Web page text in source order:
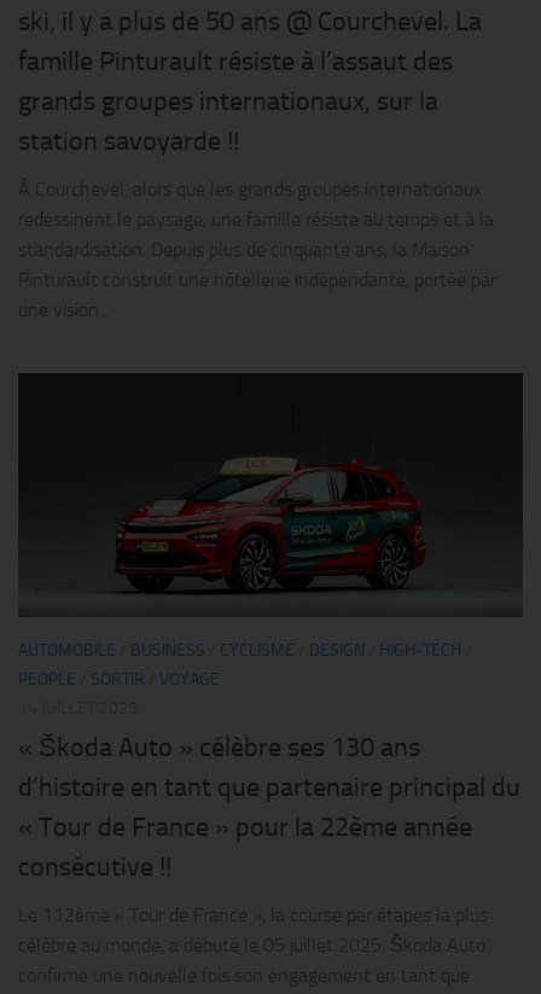
ski, il y a plus de 50 ans @ Courchevel. La
famille Pinturault résiste à l’assaut des
grands groupes internationaux, sur la
station savoyarde !!
À Courchevel, alors que les grands groupes internationaux
redessinent le paysage, une famille résiste au temps et à la
standardisation. Depuis plus de cinquante ans, la Maison
Pinturault construit une hôtellerie indépendante, portée par
une vision...
AUTOMOBILE BUSINESS CYCLISME DESIGN HIGH-TECH
PEOPLE
SORTIR
VOYAGE
« Škoda Auto » célèbre ses 130 ans
d’histoire en tant que partenaire principal du
« Tour de France » pour la 22ème année
consécutive !!
Le 112ème « Tour de France », la course par étapes la plus
célèbre au monde, a débuté le 05 juillet 2025, Škoda Auto
confirme une nouvelle fois son engagement en tant que